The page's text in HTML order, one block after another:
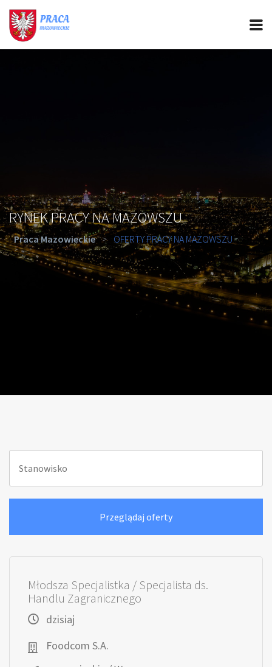
RYNEK PRACY NA MAZOWSZU
Praca Mazowieckie > OFERTY PRACY NA MAZOWSZU
Młodsza Specjalistka / Specjalista ds.
Handlu Zagranicznego
dzisiaj
Foodcom S.A.